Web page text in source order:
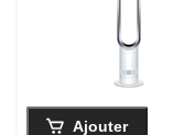
Ajouter